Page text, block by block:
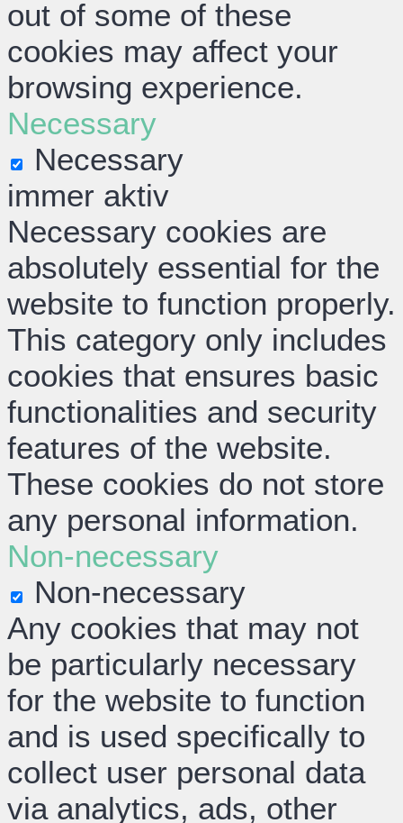
out of some of these
cookies may affect your
browsing experience.
Necessary
Necessary
immer aktiv
Necessary cookies are
absolutely essential for the
website to function properly.
This category only includes
cookies that ensures basic
functionalities and security
features of the website.
These cookies do not store
any personal information.
Non-necessary
Non-necessary
Any cookies that may not
be particularly necessary
for the website to function
and is used specifically to
collect user personal data
via analytics, ads, other